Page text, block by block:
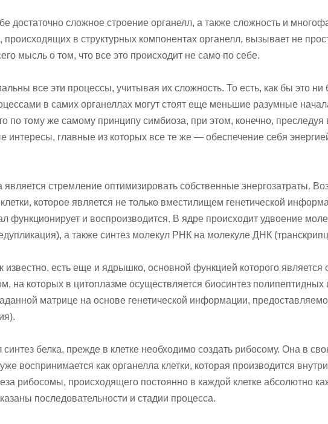
достаточно сложное строение органелл, а также сложность и
происходящих в структурных компонентах органелл, вызывает не
мысль о том, что все это происходит не само по себе.
все эти процессы, учитывая их сложность. То есть, как бы это ни
в самих органеллах могут стоят еще меньшие разумные
по тому же самому принципу симбиоза, при этом, конечно, преследуя
интересы, главные из которых все те же — обеспечение себя
стремление оптимизировать собственные энергозатраты.
которое является не только вместилищем генетической
функционирует и воспроизводится. В ядре происходит удвоение
а также синтез молекул РНК на молекуле ДНК
известно, есть еще и ядрышко, основной функцией которого является
на которых в цитоплазме осуществляется биосинтез полипептидных
матрице на основе генетической информации,
белка, прежде в клетке необходимо создать рибосому. Она в
воспринимается как органелла клетки, которая производится внутри
рибосомы, происходящего постоянно в каждой клетке абсолютно
последовательности и стадии процесса.